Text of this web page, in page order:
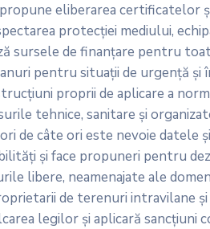
eliberarea certificatelor
protecției mediului,
sursele de finanțare pentru
pentru situații de urgență și
proprii de aplicare a
tehnice, sanitare și
de câte ori este nevoie
și face propuneri pentru
libere, neamenajate ale
de terenuri intravilane
legilor și aplicară sancțiuni